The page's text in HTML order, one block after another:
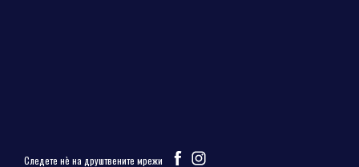
Следете нѐ на друштвените мрежи